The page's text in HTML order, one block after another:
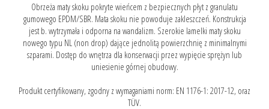
Obrzeża maty skoku pokryte wieńcem z bezpiecznych płyt z granulatu
gumowego EPDM/SBR. Mata skoku nie powoduje zakleszczeń. Konstrukcja
jest b. wytrzymała i odporna na wandalizm. Szerokie lamelki maty skoku
nowego typu NL (non drop) dające jednolitą powierzchnię z minimalnymi
szparami. Dostęp do wnętrza dla konserwacji przez wypięcie sprężyn lub
uniesienie górnej obudowy.
Produkt certyfikowany, zgodny z wymaganiami norm: EN 1176-1: 2017-12, oraz
TÜV.